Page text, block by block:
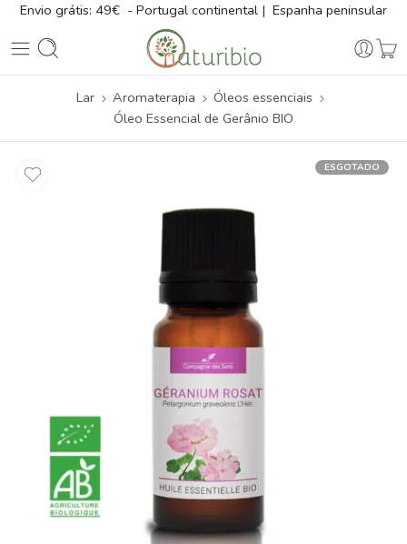
Envio grátis: 49€ - Portugal continental | Espanha peninsular
Lar Aromaterapia
Óleos essenciais
Óleo Essencial de Gerânio BIO
ESGOTADO